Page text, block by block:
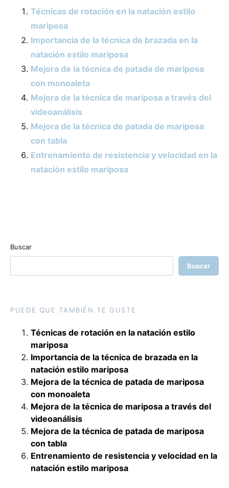
Técnicas de rotación en la natación estilo
mariposa
Importancia de la técnica de brazada en la
natación estilo mariposa
Mejora de la técnica de patada de mariposa
con monoaleta
Mejora de la técnica de mariposa a través del
videoanálisis
Mejora de la técnica de patada de mariposa
con tabla
Entrenamiento de resistencia y velocidad en la
natación estilo mariposa
Buscar
Buscar
PUEDE QUE TAMBIÉN TE GUSTE
Técnicas de rotación en la natación estilo
mariposa
Importancia de la técnica de brazada en la
natación estilo mariposa
Mejora de la técnica de patada de mariposa
con monoaleta
Mejora de la técnica de mariposa a través del
videoanálisis
Mejora de la técnica de patada de mariposa
con tabla
Entrenamiento de resistencia y velocidad en la
natación estilo mariposa